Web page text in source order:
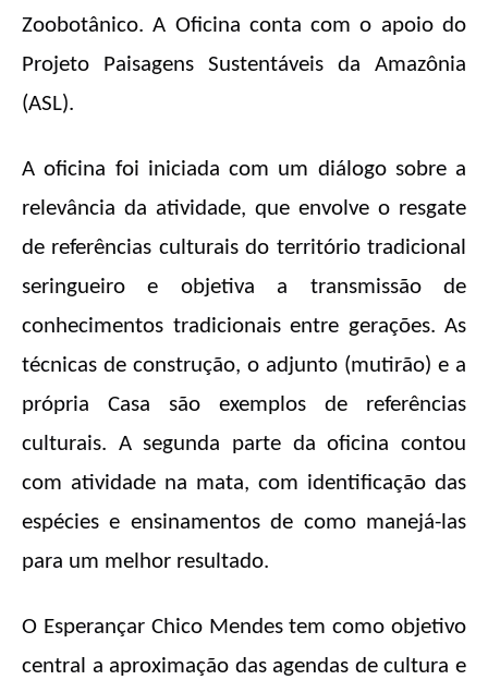
Zoobotânico. A Oficina conta com o apoio do
Projeto Paisagens Sustentáveis da Amazônia
(ASL).
A oficina foi iniciada com um diálogo sobre a
relevância da atividade, que envolve o resgate
de referências culturais do território tradicional
seringueiro e objetiva a transmissão de
conhecimentos tradicionais entre gerações. As
técnicas de construção, o adjunto (mutirão) e a
própria Casa são exemplos de referências
culturais. A segunda parte da oficina contou
com atividade na mata, com identificação das
espécies e ensinamentos de como manejá-las
para um melhor resultado.
O Esperançar Chico Mendes tem como objetivo
central a aproximação das agendas de cultura e